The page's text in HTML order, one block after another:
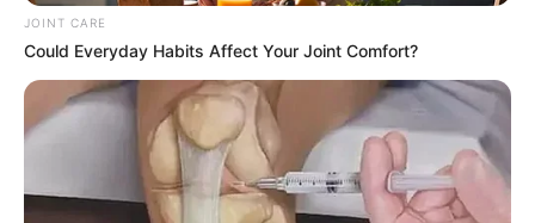
มากมาย งดลงทุน หรือเชื่อใจใคร จะเสียเงินไปเพราะ
ความอยากได้อยากมี การงานเรียงลำดับความ
สำคัญให้ดี เดี๋ยวงานจะมีปัญหาได้
คนวันเสาร์
JOINT CARE
Could Everyday Habits Affect Your Joint Comfort?